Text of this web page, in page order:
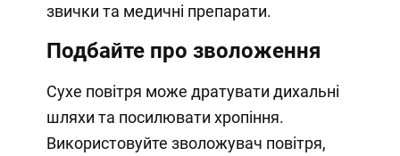
звички та медичні препарати.
Подбайте про зволоження
Сухе повітря може дратувати дихальні
шляхи та посилювати хропіння.
Використовуйте зволожувач повітря,